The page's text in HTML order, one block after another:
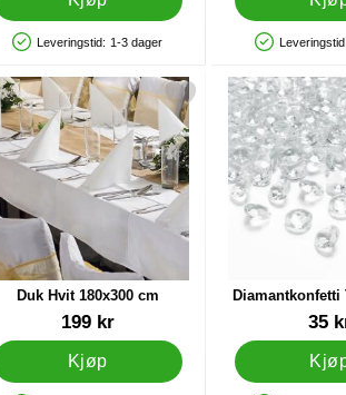
Produkttilgjengelighet: På lager
Leveringstid: 1-3 dager Leveringstid:
Duk Hvit 180x300 cm
41445
199 kr
Kjøp
Merk duk Hvit 180x300 cm som favoritt
Diamantkonfetti
Varenummer35
Merk